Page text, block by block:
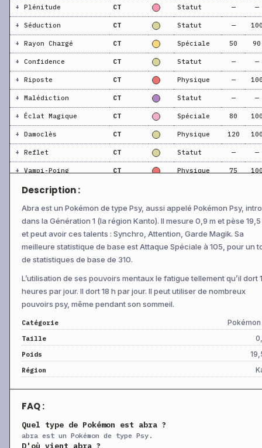
+ Plénitude CT Statut — —
+ Séduction CT Statut —
+ Rayon Chargé CT Spéciale 50 90
+ Confidence CT Statut — —
+ Riposte CT Physique —
+ Malédiction CT Statut — —
+ Éclat Magique CT Spéciale 80
+ Damoclès CT Physique 120
+ Reflet CT Statut — —
+ Vampi-Poing CT Physique 75
Dévorêve
Dynamo-Poing CT Physique 100 50
Embargo CT Statut —
Encore Statut
Ténacité CT
Éco-Sphère CT Spéciale 90
CT
Dégommage
Mitra-Poing
+ Tricherie CT Physique 95
Frustration
Nœud Herbe CT
Permugarde
Description :
Abra est un Pokémon de type Psy, aussi appelé Pokémon Psy,
dans la Génération 1 (la région Kanto). Il mesure 0,9 m et pèse
et peut avoir ces talents : Synchro, Attention, Garde Magik. Sa
meilleure statistique de base est Attaque Spéciale à 105, pour un
de statistiques de base de 310.
L’utilisation de ses pouvoirs mentaux le fatigue tellement qu’il dort
heures par jour. Il dort 18 h par jour. Il peut utiliser de nombreux
pouvoirs psy, même pendant son sommeil.
Catégorie Pokémon
Taille
Poids
Région
FAQ :
Quel type de Pokémon est abra ?
abra est un Pokémon de type Psy.
D'où vient abra ?